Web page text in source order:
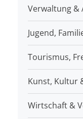
Verwaltung &
Jugend,
Tourismus,
Kunst, Kultur
Wirtschaft &